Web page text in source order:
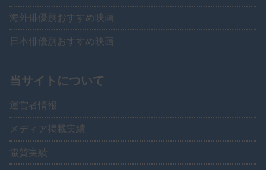
海外俳優別おすすめ映画
日本俳優別おすすめ映画
当サイトについて
運営者情報
メディア掲載実績
協賛実績